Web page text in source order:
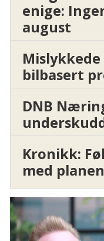
enige:
august
Mislykkede
bilbasert
DNB
Kronikk:
med